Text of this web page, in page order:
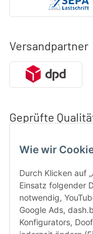
Wie wir
Durch Klicken auf
Einsatz folgender
notwendig,
Google Ads,
Konfigurators,
Versandpartner
Geprüfte